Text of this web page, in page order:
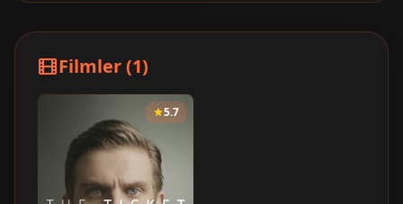
Filmler (1)
5.7